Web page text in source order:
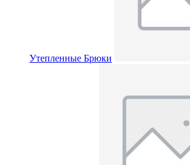
Утепленные Брюки